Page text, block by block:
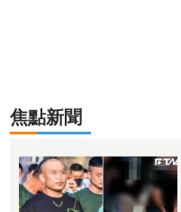
焦點新聞